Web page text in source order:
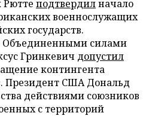
Рютте подтвердилначало
военнослужащих
государств.
силами
Гринкевич допустил
контингента
Президент США Дональд
действиями союзников
с территорий